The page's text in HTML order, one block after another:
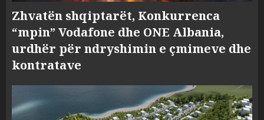
Zhvatën shqiptarët, Konkurrenca
“mpin” Vodafone dhe ONE Albania,
urdhër për ndryshimin e çmimeve dhe
kontratave